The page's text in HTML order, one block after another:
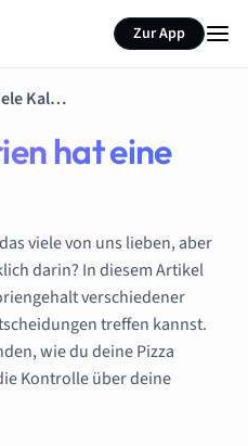
Zur App
Wie viele Kalorien hat eine Pizza?
hat eine
viele von uns lieben, aber
darin? In diesem Artikel
verschiedener
treffen kannst.
wie du deine Pizza
Kontrolle über deine